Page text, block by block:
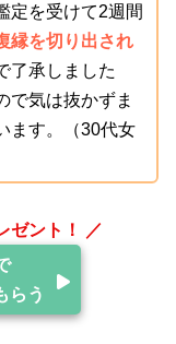
定を受けて2週間
縁を切り出され
了承しました
で気は抜かずま
ます。（30代女
ゼント！ ／
らう